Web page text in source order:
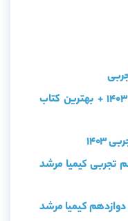
بهترین منابع شیمی کنکور 1403 + بهترین کتاب
تجربی کیمیا مرشد
کیمیا مرشد